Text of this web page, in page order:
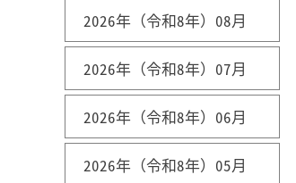
2026年（令和8年）08月
2026年（令和8年）07月
2026年（令和8年）06月
2026年（令和8年）05月